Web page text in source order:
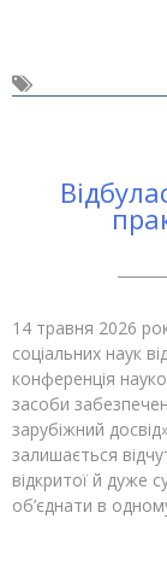
14 травня 2026
соціальних наук
конференція
засоби
зарубіжний
залишається
відкритої й дуже
об’єднати в